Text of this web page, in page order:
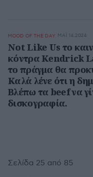
MOOD OF THE DAY ΜΆΙ 14,2024
Not Like Us το
κόντρα Kendrick
το πράγμα θα
Καλά λένε ότι η
Βλέπω τα beef να
δισκογραφία.
Σελίδα 25 από 85